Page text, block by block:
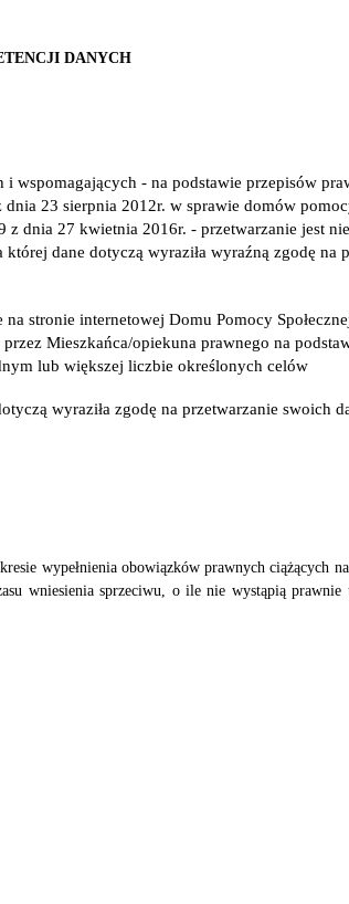
DANYCH
wspomagających - na podstawie przepisów
23 sierpnia 2012r. w sprawie domów
dnia 27 kwietnia 2016r. - przetwarzanie jest
dane dotyczą wyraziła wyraźną zgodę na
stronie internetowej Domu Pomocy
Mieszkańca/opiekuna prawnego na
lub większej liczbie określonych celów
wyraziła zgodę na przetwarzanie swoich
wypełnienia obowiązków prawnych ciążących
wniesienia sprzeciwu, o ile nie wystąpią prawnie